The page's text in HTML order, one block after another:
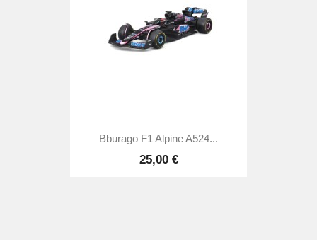
Bburago F1 Alpine A524...
25,00 €